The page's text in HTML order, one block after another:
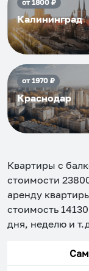
от1800₽
Калининград
от1970₽
Краснодар
Квартиры с
стоимости
аренду
стоимость 14130
дня, неделю и